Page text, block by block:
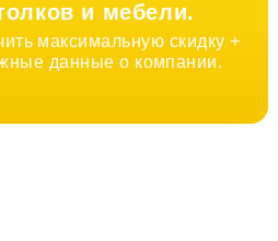
и мебели.
максимальную скидку +
данные о компании.